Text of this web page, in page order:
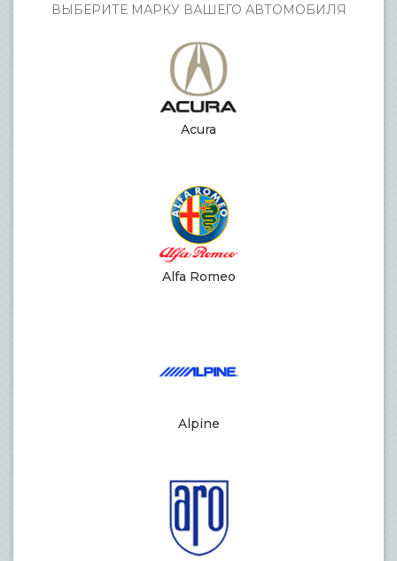
ВЫБЕРИТЕ МАРКУ ВАШЕГО АВТОМОБИЛЯ
Acura
Alfa Romeo
Alpine